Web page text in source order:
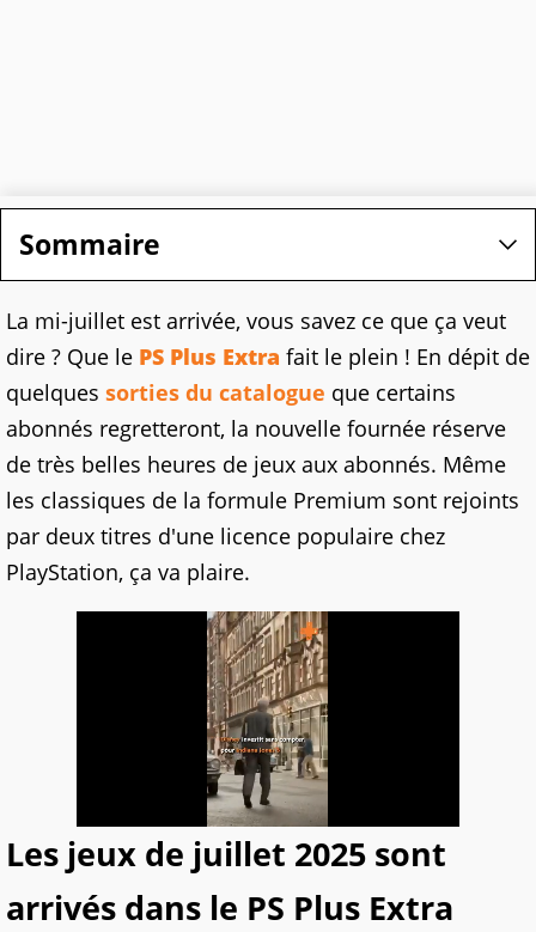
Sommaire
La mi-juillet est arrivée, vous savez ce que ça veut
dire ? Que le PS Plus Extra fait le plein ! En dépit de
quelques sorties du catalogue que certains
abonnés regretteront, la nouvelle fournée réserve
de très belles heures de jeux aux abonnés. Même
les classiques de la formule Premium sont rejoints
par deux titres d'une licence populaire chez
PlayStation, ça va plaire.
Les jeux de juillet 2025 sont
arrivés dans le PS Plus Extra